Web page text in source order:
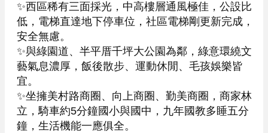
✨西區稀有三面採光，中高樓層通風極佳，公設比
低，電梯直達地下停車位，社區電梯剛更新完成，
安全無慮。
✨與綠園道、半平厝千坪大公園為鄰，綠意環繞文
藝氣息濃厚，飯後散步、運動休閒、毛孩娛樂皆
宜。
✨坐擁美村路商圈、向上商圈、勤美商圈，商家林
立，騎車約5分鐘國小與國中，九年國教多睡五分